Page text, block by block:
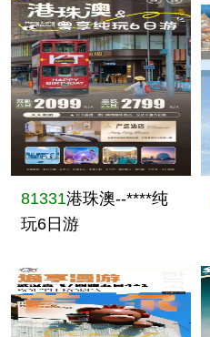
81331港珠澳--****纯
玩6日游